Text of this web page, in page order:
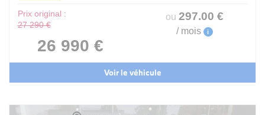
Prix original :
27 290 €
26 990 €
ou 297.00 €
/ mois i
Voir le véhicule